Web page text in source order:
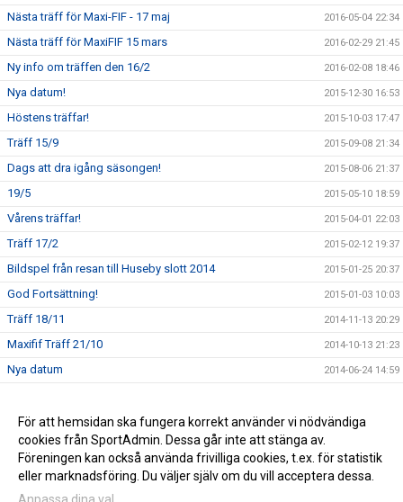
Nästa träff för Maxi-FIF - 17 maj 2016-05-04 22:34
Nästa träff för MaxiFIF 15 mars 2016-02-29 21:45
Ny info om träffen den 16/2 2016-02-08 18:46
Nya datum! 2015-12-30 16:53
Höstens träffar! 2015-10-03 17:47
Träff 15/9 2015-09-08 21:34
Dags att dra igång säsongen! 2015-08-06 21:37
19/5 2015-05-10 18:59
Vårens träffar! 2015-04-01 22:03
Träff 17/2 2015-02-12 19:37
Bildspel från resan till Huseby slott 2014 2015-01-25 20:37
God Fortsättning! 2015-01-03 10:03
Träff 18/11 2014-11-13 20:29
Maxifif Träff 21/10 2014-10-13 21:23
Nya datum 2014-06-24 14:59
Dags att boka in! 2014-04-15 10:59
Ny träff på tisdag! 2014-04-09 10:59
För att hemsidan ska fungera korrekt använder vi nödvändiga
cookies från SportAdmin. Dessa går inte att stänga av.
Föreningen kan också använda frivilliga cookies, t.ex. för statistik
eller marknadsföring. Du väljer själv om du vill acceptera dessa.